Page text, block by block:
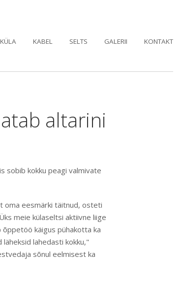
KÜLA KABEL SELTS GALERII KONTAKT
altarini
sobib kokku peagi valmivate
oma eesmärki täitnud, osteti
meie külaseltsi aktiivne liige
õppetöö käigus pühakotta ka
lahedasti kokku,"
sõnul eelmisest ka